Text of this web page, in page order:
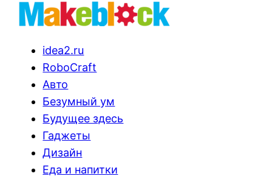
idea2.ru
RoboCraft
Авто
Безумный ум
Будущее здесь
Гаджеты
Дизайн
Еда и напитки